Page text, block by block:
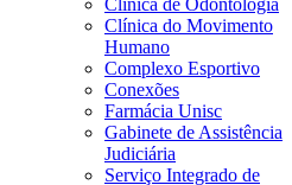
Clínica de Odontologia
Clínica do Movimento
Humano
Complexo Esportivo
Conexões
Farmácia Unisc
Gabinete de Assistência
Judiciária
Serviço Integrado de